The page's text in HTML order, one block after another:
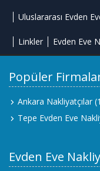
Uluslararası Evden
Linkler Evden Eve
Popüler
Ankara Nakliyatçılar
Tepe Evden Eve
Evden Eve